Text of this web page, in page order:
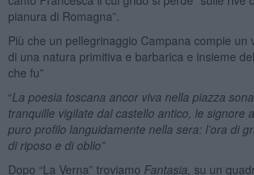
pianura di Romagna”.
Più che un pellegrinaggio Campana compie un
di una natura primitiva e barbarica e insieme
che fu”
“La poesia toscana ancor viva nella piazza
tranquille vigilate dal castello antico, le signore
puro profilo languidamente nella sera: l’ora di
di riposo e di oblio”
Dopo “La Verna” troviamo Fantasia, su un